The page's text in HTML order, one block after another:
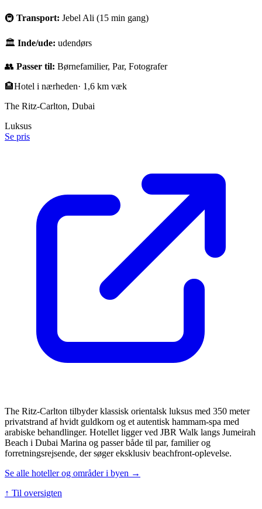
🚇 Transport: Jebel Ali (15 min gang)
🏛 Inde/ude: udendørs
👥 Passer til: Børnefamilier, Par, Fotografer
🏨Hotel i nærheden· 1,6 km væk
The Ritz-Carlton, Dubai
Luksus
Se pris
The Ritz-Carlton tilbyder klassisk orientalsk luksus med 350 meter
privatstrand af hvidt guldkorn og et autentisk hammam-spa med
arabiske behandlinger. Hotellet ligger ved JBR Walk langs Jumeirah
Beach i Dubai Marina og passer både til par, familier og
forretningsrejsende, der søger eksklusiv beachfront-oplevelse.
Se alle hoteller og områder i byen →
↑ Til oversigten